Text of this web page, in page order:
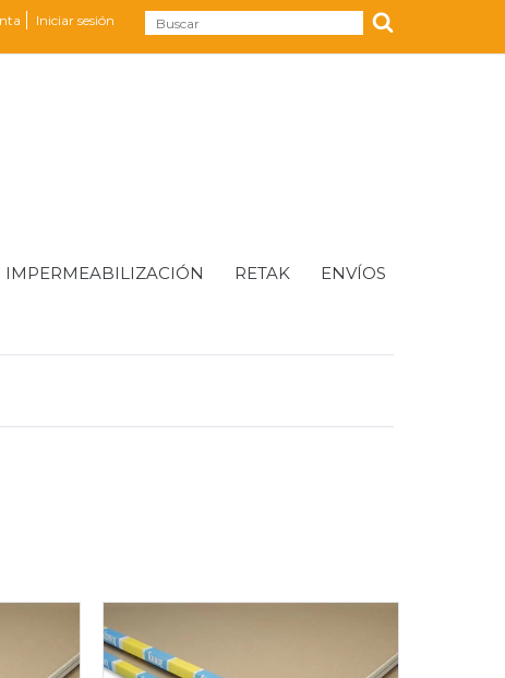
Iniciar sesión
IMPERMEABILIZACIÓN RETAK ENVÍOS